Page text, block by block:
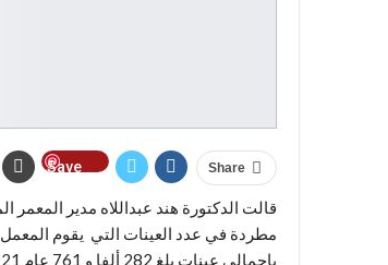
Share
Save
قالت الدكتورة هند عبداللاه مدير المعمر